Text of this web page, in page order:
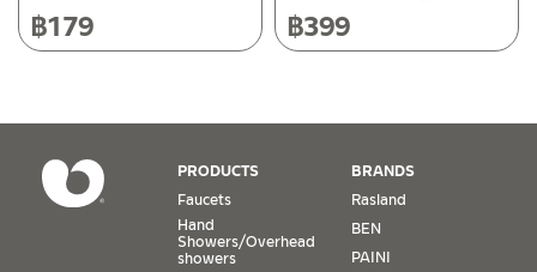
Saturday 8:30-15:00 hrs.
Closed on Sunday and Special / Public Holidays
1. A proof of purchase, or seller’s receipt, shall be required
to validate product warranty which will be checked against
the date of purchase. In the absence of such proof of
purchase, no warranty claims can be made.
฿179 ฿399
PRODUCTS
Faucets
Hand
Showers/Overhead
showers
BRANDS
Rasland
BEN
PAINI